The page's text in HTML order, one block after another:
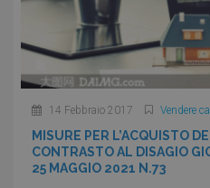
14 Febbraio 2017 Vendere
MISURE PER L’ACQUISTO
CONTRASTO AL DISAGIO
25 MAGGIO 2021 N.73